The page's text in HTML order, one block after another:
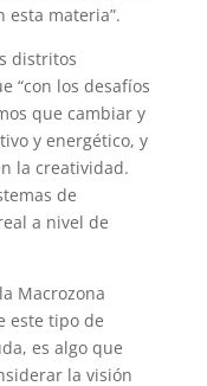
esta materia”.
distritos
“con los desafíos
que cambiar y
y energético, y
la creatividad.
de
a nivel de
Macrozona
este tipo de
es algo que
la visión